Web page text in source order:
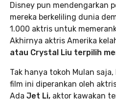
Disney pun mendengarkan
mereka berkeliling dunia
1.000 aktris untuk
Akhirnya aktris Amerika
atau Crystal Liu terpilih
Tak hanya tokoh Mulan
film ini diperankan oleh
Ada Jet Li, aktor kawakan